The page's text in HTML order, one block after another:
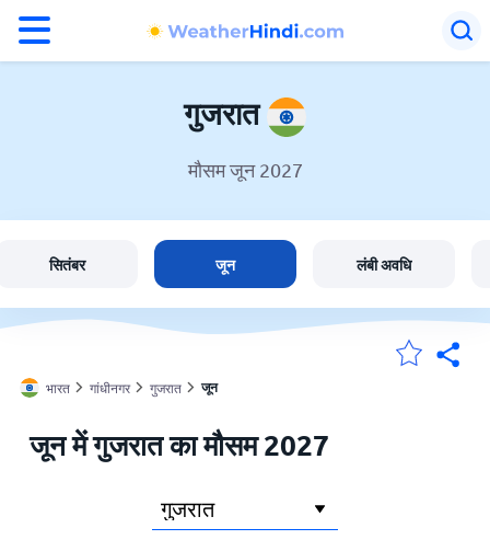
मेंरी लोकेशन
होम
गुजरात
मौसम जून 2027
सितंबर जून लंबी अवधि
भारत गांधीनगर गुजरात जून
जून में गुजरात का मौसम 2027